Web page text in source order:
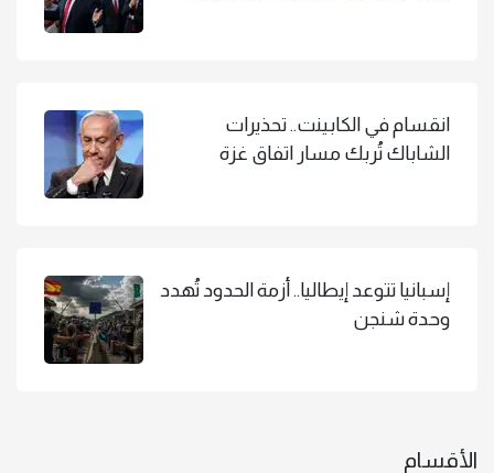
انقسام في الكابينت.. تحذيرات
الشاباك تُربك مسار اتفاق غزة
إسبانيا تتوعد إيطاليا.. أزمة الحدود تُهدد
وحدة شنجن
الأقسام